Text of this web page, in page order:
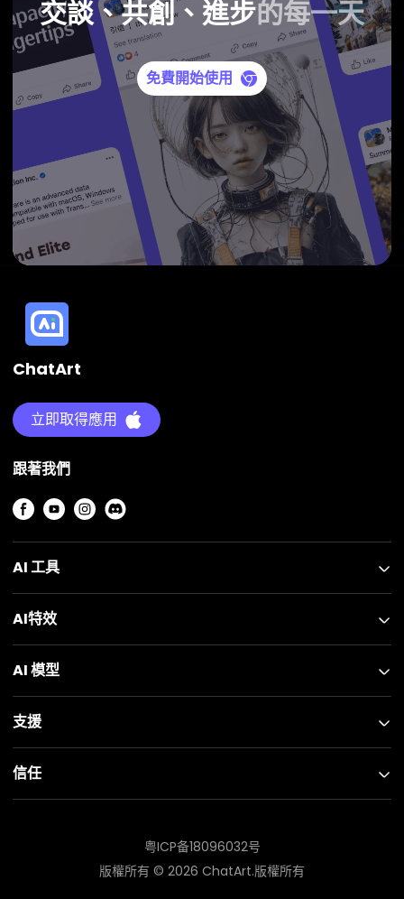
交談、共創、進步的每一天
免費開始使用
ChatArt
立即取得應用
跟著我們
AI 工具
AI特效
AI 模型
支援
信任
粤ICP备18096032号
版權所有 © 2026 ChatArt.版權所有